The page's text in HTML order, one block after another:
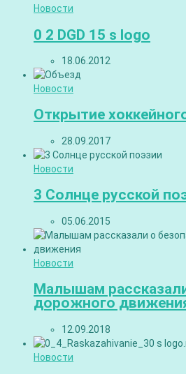
Новости
0 2 DGD 15 s logo
18.06.2012
Новости
Открытие
28.09.2017
Новости
3 Солнце русской
05.06.2015
Новости
Малышам
дорожного
12.09.2018
Новости